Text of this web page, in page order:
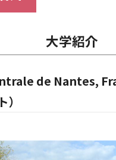
大学紹介
de Nantes,